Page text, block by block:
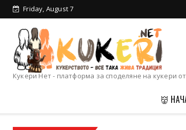
Friday, August 7
Кукери Нет - платформа за споделяне на кукери
👹